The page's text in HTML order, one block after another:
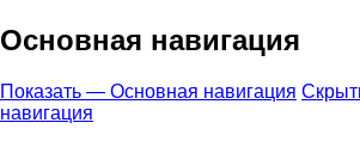
Основная навигация
Показать — Основная навигация
навигация